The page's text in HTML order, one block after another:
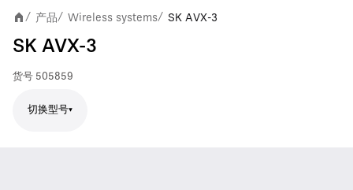
/ 产品/ Wireless systems/ SK AVX-3
SK AVX-3
货号 505859
切换型号